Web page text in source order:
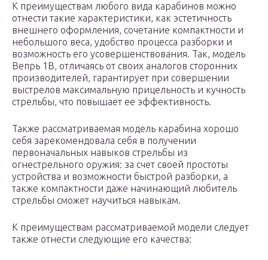
К преимуществам любого вида карабинов можно
отнести такие характеристики, как эстетичность
внешнего оформления, сочетание компактности и
небольшого веса, удобство процесса разборки и
возможность его усовершенствования. Так, модель
Вепрь 1В, отличаясь от своих аналогов сторонних
производителей, гарантирует при совершении
выстрелов максимальную прицельность и кучность
стрельбы, что повышает ее эффективность.
Также рассматриваемая модель карабина хорошо
себя зарекомендовала себя в получении
первоначальных навыков стрельбы из
огнестрельного оружия: за счет своей простоты
устройства и возможности быстрой разборки, а
также компактности даже начинающий любитель
стрельбы сможет научиться навыкам.
К преимуществам рассматриваемой модели следует
также отнести следующие его качества: